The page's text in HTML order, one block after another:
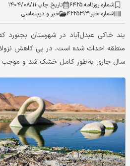
شماره روزنامه:۶۴۲۵ تاریخ چاپ:۱۴۰۴/۰۸/۱۱
شماره خبر:۴۲۲۵۲۹۳ خبر و دیپلماسی
بند خاکی عبدل‌آباد در شهرستان
منطقه احداث شده است، در پی کاهش
سال جاری به‌طور کامل خشک شد و موجب